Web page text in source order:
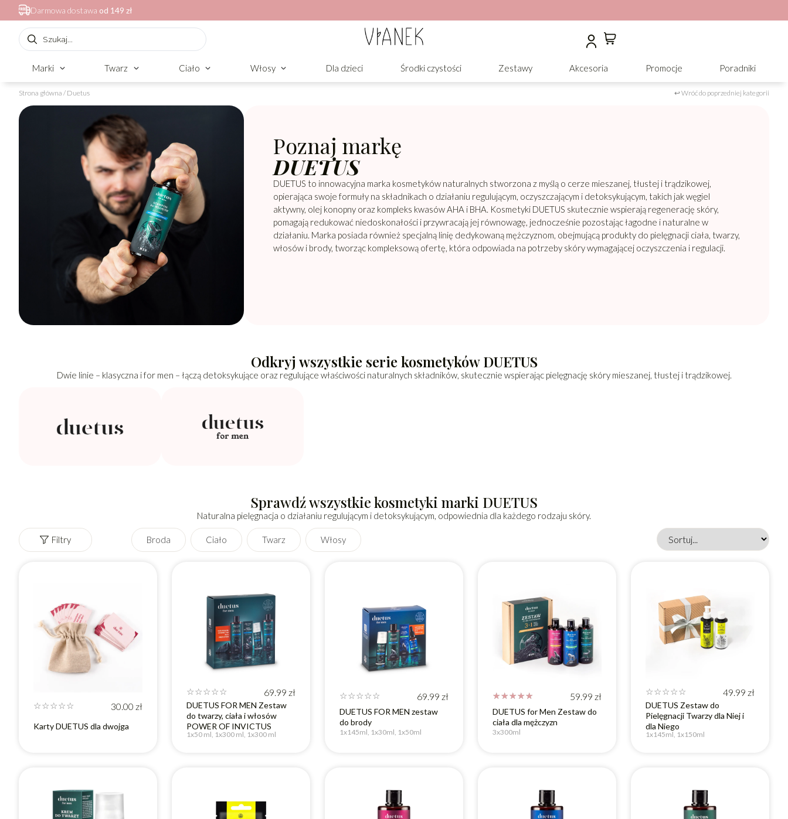
Darmowa dostawa od 149 zł
Marki Twarz Ciało Włosy Dla dzieci Środki czystości Zestawy Akcesoria Promocje Poradniki
Strona główna / Duetus ↩ Wróć do poprzedniej kategorii
Poznaj markę
DUETUS
DUETUS to innowacyjna marka kosmetyków naturalnych stworzona z myślą o cerze mieszanej, tłustej i trądzikowej,
opierająca swoje formuły na składnikach o działaniu regulującym, oczyszczającym i detoksykującym, takich jak węgiel
aktywny, olej konopny oraz kompleks kwasów AHA i BHA. Kosmetyki DUETUS skutecznie wspierają regenerację skóry,
pomagają redukować niedoskonałości i przywracają jej równowagę, jednocześnie pozostając łagodne i naturalne w
działaniu. Marka posiada również specjalną linię dedykowaną mężczyznom, obejmującą produkty do pielęgnacji ciała, twarzy,
włosów i brody, tworząc kompleksową ofertę, która odpowiada na potrzeby skóry wymagającej oczyszczenia i regulacji.
Odkryj wszystkie serie kosmetyków DUETUS
Dwie linie – klasyczna i for men – łączą detoksykujące oraz regulujące właściwości naturalnych składników, skutecznie wspierając pielęgnację skóry mieszanej, tłustej i trądzikowej.
Sprawdź wszystkie kosmetyki marki DUETUS
Naturalna pielęgnacja o działaniu regulującym i detoksykującym, odpowiednia dla każdego rodzaju skóry.
Filtry Broda Ciało Twarz Włosy
Tak
☆☆☆☆☆ 30.00 zł
Karty DUETUS dla dwojga
☆☆☆☆☆ 69.99 zł
DUETUS FOR MEN Zestaw
do twarzy, ciała i włosów
POWER OF INVICTUS
1x50 ml, 1x300 ml, 1x300 ml
☆☆☆☆☆ 69.99 zł
DUETUS FOR MEN zestaw
do brody
1x145ml, 1x30ml, 1x50ml
☆☆☆☆☆ 59.99 zł
DUETUS for Men Zestaw do
ciała dla mężczyzn
3x300ml
☆☆☆☆☆ 49.99 zł
DUETUS Zestaw do
Pielęgnacji Twarzy dla Niej i
dla Niego
1x145ml, 1x150ml